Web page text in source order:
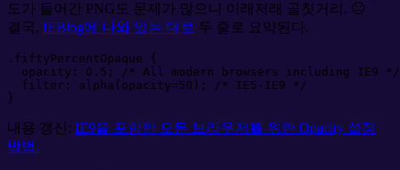
도가 들어간 PNG도 문제가 많으니 이래저래 골칫거리. 😐
결국, IEBlog에 나와 있는 대로 두 줄로 요약된다.
. fiftyPercentOpaque
{
opacity : 0.5 ; /* All modern browsers including IE9 */
filter : alpha(opacity=50 ) ; /* IE5-IE9 */
}
내용 갱신: IE9을 포함한 모든 브라우저를 위한 Opacity 설정
방법.